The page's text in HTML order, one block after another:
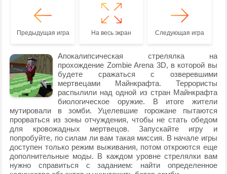
Предыдущая игра На весь экран Следующая игра
Апокалипсическая стрелялка на
прохождение Zombie Arena 3D, в которой вы
будете сражаться с озверевшими
мертвецами Майнкрафта. Террористы
распылили над одной из стран Майнкрафта
биологическое оружие. В итоге жители
мутировали в зомби. Уцелевшие горожане пытаются
прорваться из зоны отчуждения, чтобы не стать обедом
для кровожадных мертвецов. Запускайте игру и
попробуйте, по силам ли вам такая миссия. В начале игры
доступен только режим выживания, потом откроются еще
дополнительные моды. В каждом уровне стрелялки вам
нужно справиться с заданием: найти определенное